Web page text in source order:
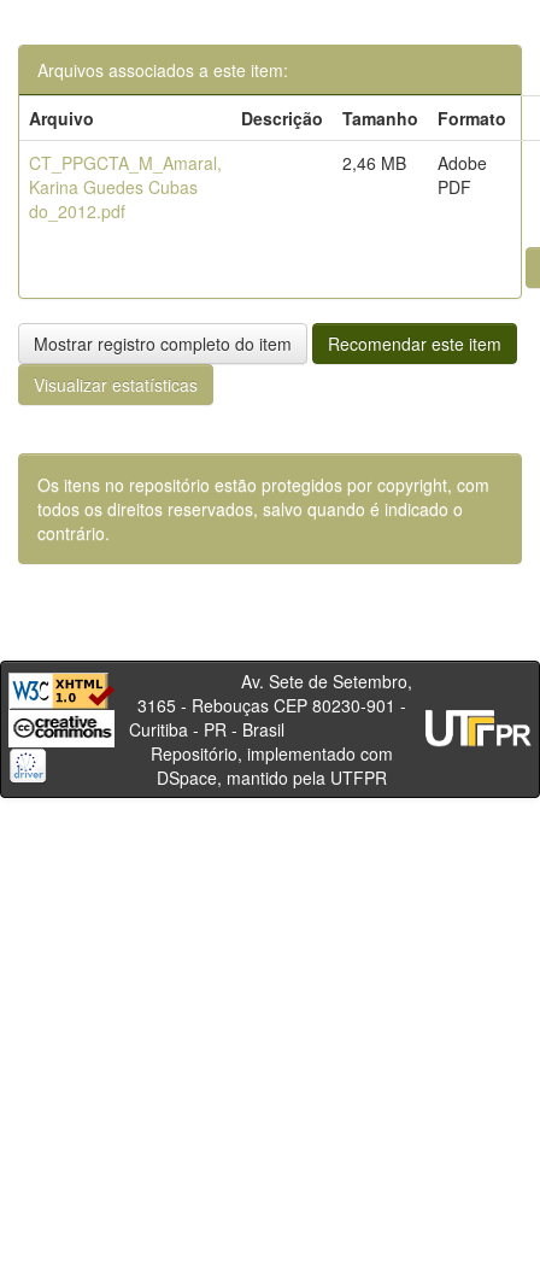
Arquivos associados a este item:
Arquivo
Descrição Tamanho
Formato
CT_PPGCTA_M_Amaral,
Karina Guedes Cubas
do_2012.pdf
2,46 MB
Adobe
PDF
Mostrar registro completo do item
Recomendar este item
Visualizar estatísticas
Os itens no repositório estão protegidos por copyright, com
todos os direitos reservados, salvo quando é indicado o
contrário.
Av. Sete de Setembro,
3165 - Rebouças CEP 80230-901 -
Curitiba - PR - Brasil
Repositório, implementado com
DSpace, mantido pela UTFPR